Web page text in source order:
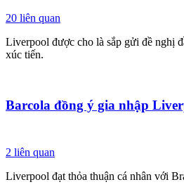
20 liên quan
Liverpool được cho là sắp gửi đề nghị
xúc tiến.
Barcola đồng ý gia nhập
2 liên quan
Liverpool đạt thỏa thuận cá nhân với